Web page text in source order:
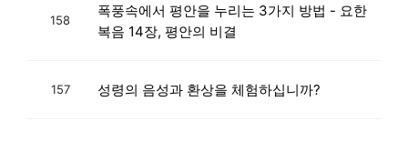
158
폭풍속에서 평안을 누리는 3가지 방법 - 요한
복음 14장, 평안의 비결
157 성령의 음성과 환상을 체험하십니까?